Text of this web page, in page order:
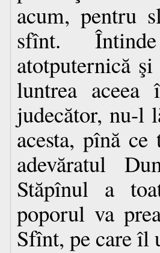
acum, pentru
sfînt.
atotputernică
luntrea aceea
judecător, nu-l
acesta, pînă
adevăratul
Stăpînul a
poporul va
Sfînt, pe care îl